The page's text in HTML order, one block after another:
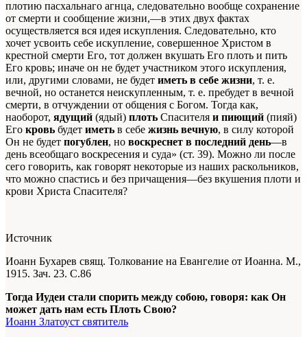
плотию пасхальнаго агнца, следовательно вообще сохранение
от смерти и сообщение жизни,—в этих двух фактах
осуществляется вся идея искупления. Следовательно, кто
хочет усвоить себе искупление, совершенное Христом в
крестной смерти Его, тот должен вкушать Его плоть и пить
Его кровь; иначе он не будет участником этого искупления,
или, другими словами, не будет иметь в себе жизни, т. е.
вечной, но останется неискупленным, т. е. пребудет в вечной
смерти, в отчуждении от общения с Богом. Тогда как,
наоборот, ядущий (ядый) плоть Спасителя и пиющий (пияй)
Его кровь будет иметь в себе жизнь вечную, в силу которой
Он не будет погублен, но воскреснет в последний день—в
день всеобщаго воскресения и суда» (ст. 39). Можно ли после
сего говорить, как говорят некоторые из наших раскольников,
что можно спастись и без причащения—без вкушения плоти и
крови Христа Спасителя?
Источник
Иоанн Бухарев свящ. Толкование на Евангелие от Иоанна. М.,
1915. Зач. 23. С.86
Тогда Иудеи стали спорить между собою, говоря: как Он
может дать нам есть Плоть Свою?
Иоанн Златоуст святитель